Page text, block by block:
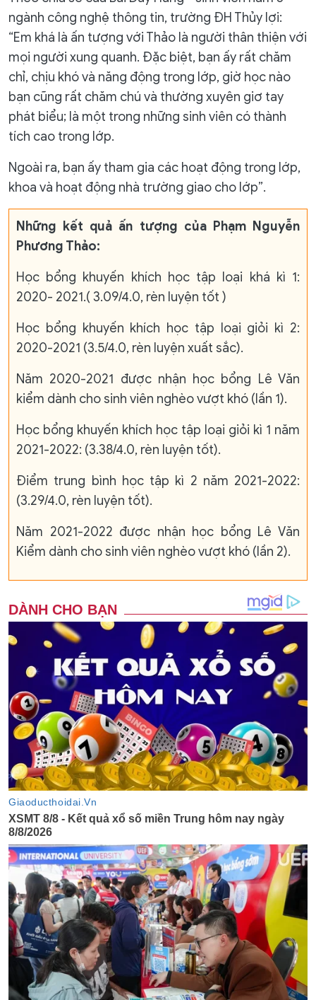
ngành công nghệ thông tin, trường ĐH Thủy lợi:
“Em khá là ấn tượng với Thảo là người thân thiện với
mọi người xung quanh. Đặc biệt, bạn ấy rất chăm
chỉ, chịu khó và năng động trong lớp, giờ học nào
bạn cũng rất chăm chú và thường xuyên giơ tay
phát biểu; là một trong những sinh viên có thành
tích cao trong lớp.
Ngoài ra, bạn ấy tham gia các hoạt động trong lớp,
khoa và hoạt động nhà trường giao cho lớp”.
Những kết quả ấn tượng của Phạm Nguyễn
Phương Thảo:
Học bổng khuyến khích học tập loại khá kì 1:
2020- 2021.( 3.09/4.0, rèn luyện tốt )
Học bổng khuyến khích học tập loại giỏi kì 2:
2020-2021 (3.5/4.0, rèn luyện xuất sắc).
Năm 2020-2021 được nhận học bổng Lê Văn
kiểm dành cho sinh viên nghèo vượt khó (lần 1).
Học bổng khuyến khích học tập loại giỏi kì 1 năm
2021-2022: (3.38/4.0, rèn luyện tốt).
Điểm trung bình học tập kì 2 năm 2021-2022:
(3.29/4.0, rèn luyện tốt).
Năm 2021-2022 được nhận học bổng Lê Văn
Kiểm dành cho sinh viên nghèo vượt khó (lần 2).